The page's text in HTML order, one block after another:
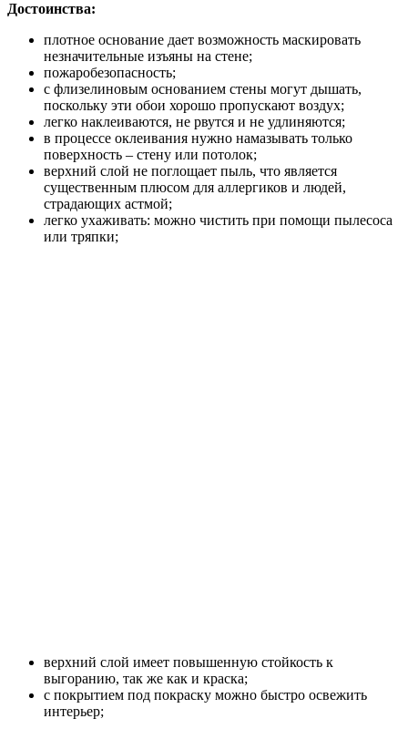
Достоинства:
плотное основание дает возможность маскировать
незначительные изъяны на стене;
пожаробезопасность;
с флизелиновым основанием стены могут дышать,
поскольку эти обои хорошо пропускают воздух;
легко наклеиваются, не рвутся и не удлиняются;
в процессе оклеивания нужно намазывать только
поверхность – стену или потолок;
верхний слой не поглощает пыль, что является
существенным плюсом для аллергиков и людей,
страдающих астмой;
легко ухаживать: можно чистить при помощи пылесоса
или тряпки;
верхний слой имеет повышенную стойкость к
выгоранию, так же как и краска;
с покрытием под покраску можно быстро освежить
интерьер;